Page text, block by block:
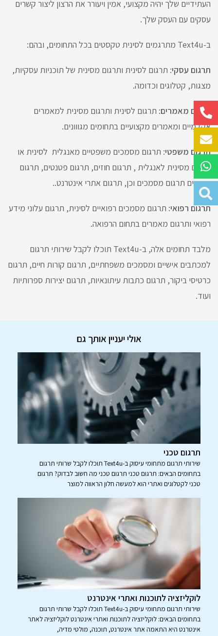
העתידיים שלך יהיה מקצועי, אמין ויעורר את הרצון ליצור קשרים
עסקים עם העסק שלך.
ב-Text4u מתרגמים לסינית טקסטים בכל התחומים, ובהם:
תרגום עסקי: תרגום לסינית ותרגום מסינית של תוכניות עסקיות,
מצגות, קטלוגים וכדומה.
תרגום מאמרים: תרגום לסינית ותרגום מסינית למאמרים
אקדמיים ומאמרים מקצועיים בתחומים מגווונים.
תרגום משפטי: תרגום מסמכים משפטיים מאנגלית לסינית או
תרגום מסינית לאנגלית , תרגום חוזים, תרגום פטנטים, תרגום
מכרזים תרגום מסמכים וכן, תרגום אתרי אינטרנט..
תרגום רפואי: תרגום מסמכים רפואיים לסינית, תרגום עלוני מידע
רפואי ותרגום מאמרים בתחום הרפואה.
מלבד תחומים אלה, ב-Text4u תוכלו לקבל שירותי תרגום
למכתבים אישיים ומסמכים משפחתיים, תרגום קורות חיים, תרגום
כרטיסי ביקור, תרגום כתבות עיתונאיות, תרגום יצירות ספרותיות
ועוד.
אולי יעניין אותך גם
תרגום טכני
שירותי תרגום מתחומי עיסוק ב-Text4u תוכלו לקבל שרותי תרגום
בתחומים הבאים: תרגום טכני תרגום טכני מה חשוב לבדוק? תרגום
טכני לקטלוגים ואתרי הוא למעשה חלון הראווה למוצר
לוקליזציה לתוכנות ואתרי אינטרנט
שירותי תרגום מתחומי עיסוק ב-Text4u תוכלו לקבל שרותי תרגום
בתחומים הבאים: לוקליזציה לתוכנות ואתרי אינטרנט לוקליזציה לאתר
אינטרנט היא התאמה אתר אינטרנט, תוכנה, מולטי מדיה,